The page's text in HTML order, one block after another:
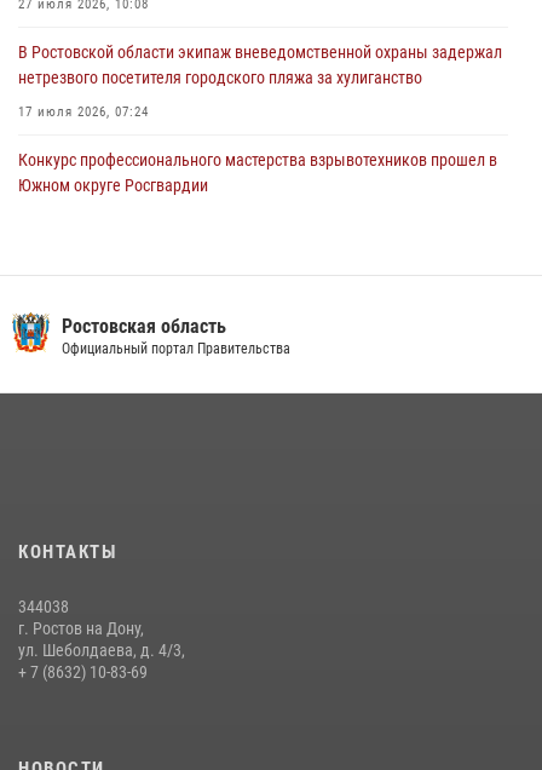
27 июля 2026, 10:08
В Ростовской области экипаж вневедомственной охраны задержал
нетрезвого посетителя городского пляжа за хулиганство
17 июля 2026, 07:24
Конкурс профессионального мастерства взрывотехников прошел в
Южном округе Росгвардии
продажи
13 июля 2026, 10:22
Сотрудники Управления Росгвардии по Ростовской области стали
участниками богослужения и крестного хода
28 июля 2026, 12:46
Ростовская область
Официальный портал Правительства
КОНТАКТЫ
344038
г. Ростов на Дону,
ул. Шеболдаева, д. 4/3,
+ 7 (8632) 10-83-69